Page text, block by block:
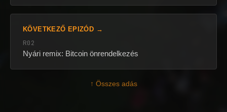
KÖVETKEZŐ EPIZÓD →
R02
Nyári remix: Bitcoin önrendelkezés
↑ Összes adás